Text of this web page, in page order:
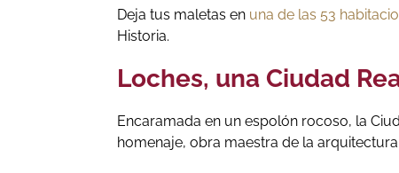
Deja tus maletas en una de las 53
Historia.
Loches, una Ciudad
Encaramada en un espolón rocoso, la
homenaje, obra maestra de la